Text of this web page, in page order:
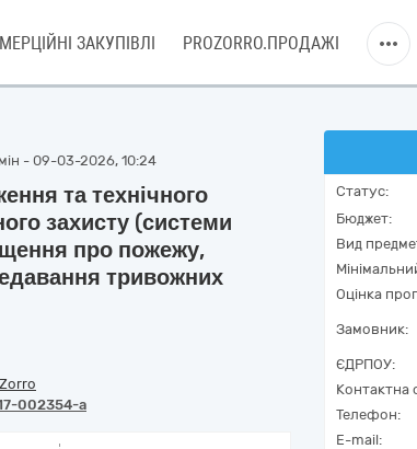
ЗАКУПІВЛІ PROZORRO.ПРОДАЖІ
- 09-03-2026, 10:24
та технічного
захисту (системи
про пожежу,
тривожних
002354-a
Статус:
Бюджет:
Вид
Оцінка
Замовник:
ЄДРПОУ:
Контактна
Телефон:
E-mail: